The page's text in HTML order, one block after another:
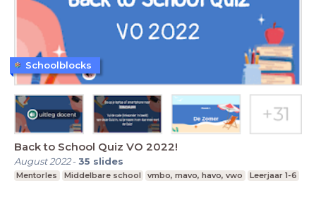
Back to School Quiz VO 2022!
August 2022-35 slides
Mentorles Middelbare school vmbo, mavo, havo, vwo Leerjaar 1-6
Schoolblocks